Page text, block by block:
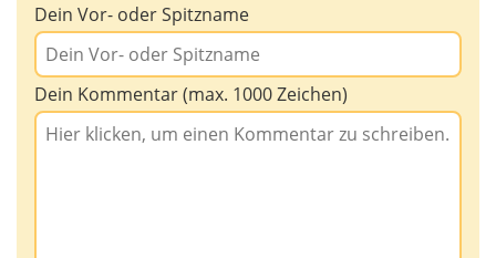
Dein Vor- oder Spitzname
Dein Kommentar (max. 1000 Zeichen)